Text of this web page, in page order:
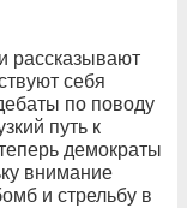
рассказывают
себя
по поводу
путь к
демократы
внимание
и стрельбу в